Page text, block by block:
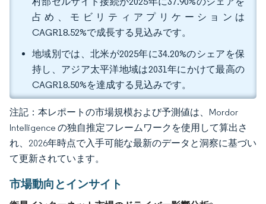
占め、モビリティアプリケーションは
CAGR18.52%で成長する見込みです。
地域別では、北米が2025年に34.20%のシェアを保
持し、アジア太平洋地域は2031年にかけて最高の
CAGR18.50%を達成する見込みです。
注記：本レポートの市場規模および予測値は、Mordor
Intelligence の独自推定フレームワークを使用して算出さ
れ、2026年時点で入手可能な最新のデータと洞察に基づい
て更新されています。
市場動向とインサイト